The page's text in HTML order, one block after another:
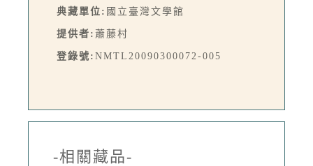
典藏單位: 國立臺灣文學館
提供者: 蕭藤村
登錄號: NMTL20090300072-005
-相關藏品-